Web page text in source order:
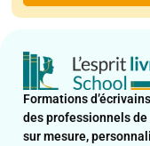
Formations
des professionnels de
sur mesure,